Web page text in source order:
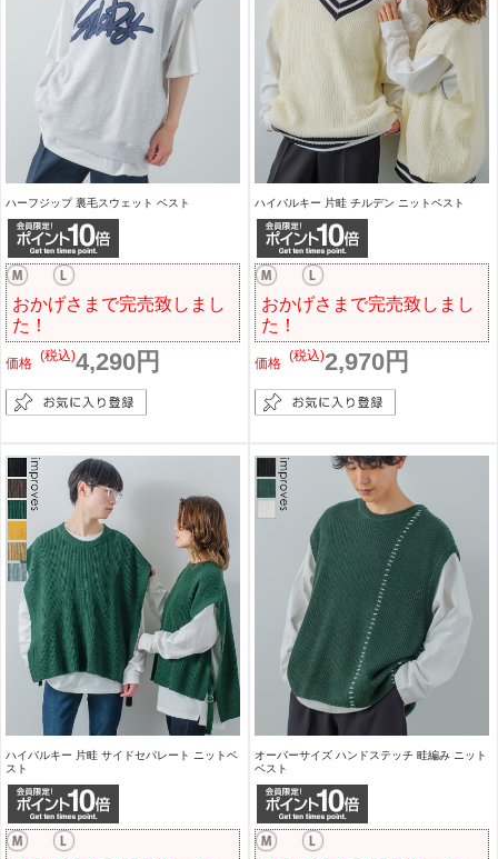
ハーフジップ 裏毛スウェット ベスト
おかげさまで完売致しまし
た！
価格 4,290円
(税込)
ハイバルキー 片畦 チルデン ニットベスト
おかげさまで完売致しまし
た！
価格 2,970円
(税込)
ハイバルキー 片畦 サイドセパレート ニットベ
スト
オーバーサイズ ハンドステッチ 畦編み ニット
ベスト